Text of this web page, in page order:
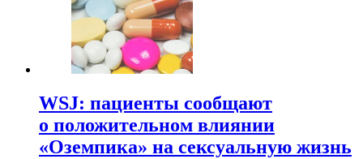
WSJ: пациенты сообщают
о положительном влиянии
«Оземпика» на сексуальную жизнь